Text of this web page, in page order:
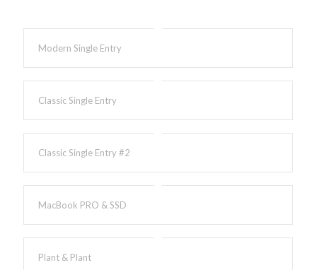
Modern Single Entry
Classic Single Entry
Classic Single Entry #2
MacBook PRO & SSD
Plant & Plant